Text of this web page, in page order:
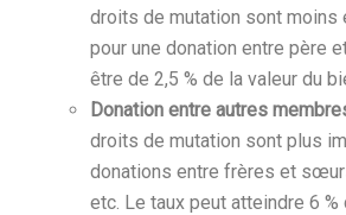
droits de mutation sont moins
pour une donation entre père
être de 2,5 % de la valeur du
Donation entre autres
droits de mutation sont plus
donations entre frères et
etc. Le taux peut atteindre 6 %